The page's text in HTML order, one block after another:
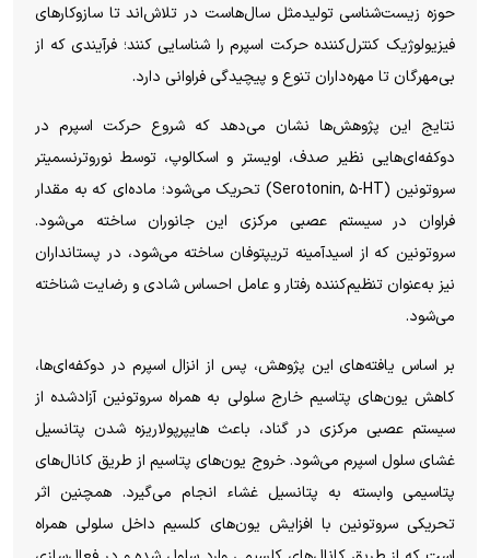
حوزه زیست‌شناسی تولیدمثل سال‌هاست در تلاش‌اند تا سازوکارهای
فیزیولوژیک کنترل‌کننده حرکت اسپرم را شناسایی کنند؛ فرآیندی که از
بی‌مهرگان تا مهره‌داران تنوع و پیچیدگی فراوانی دارد.
نتایج این پژوهش‌ها نشان می‌دهد که شروع حرکت اسپرم در
دوکفه‌ای‌هایی نظیر صدف، اویستر و اسکالوپ، توسط نوروترنسمیتر
سروتونین (Serotonin, ۵-HT) تحریک می‌شود؛ ماده‌ای که به مقدار
فراوان در سیستم عصبی مرکزی این جانوران ساخته می‌شود.
سروتونین که از اسیدآمینه تریپتوفان ساخته می‌شود، در پستانداران
نیز به‌عنوان تنظیم‌کننده رفتار و عامل احساس شادی و رضایت شناخته
می‌شود.
بر اساس یافته‌های این پژوهش، پس از انزال اسپرم در دوکفه‌ای‌ها،
کاهش یون‌های پتاسیم خارج سلولی به همراه سروتونین آزادشده از
سیستم عصبی مرکزی در گناد، باعث هایپرپولاریزه شدن پتانسیل
غشای سلول اسپرم می‌شود. خروج یون‌های پتاسیم از طریق کانال‌های
پتاسیمی وابسته به پتانسیل غشاء انجام می‌گیرد. همچنین اثر
تحریکی سروتونین با افزایش یون‌های کلسیم داخل سلولی همراه